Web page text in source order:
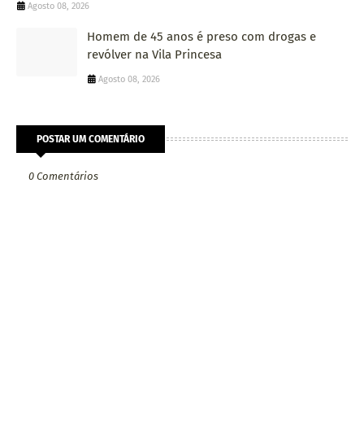
Agosto 08, 2026
Homem de 45 anos é preso com drogas e
revólver na Vila Princesa
Agosto 08, 2026
POSTAR UM COMENTÁRIO
0 Comentários